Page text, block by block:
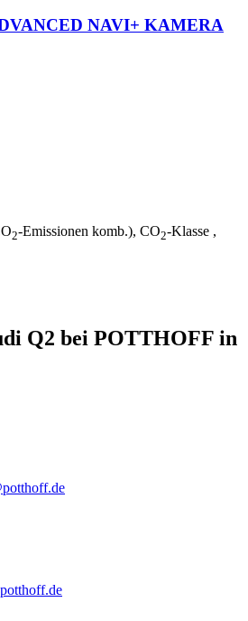
NAVI+ KAMERA
2-Emissionen komb.), CO2-Klasse ,
Q2 bei POTTHOFF in